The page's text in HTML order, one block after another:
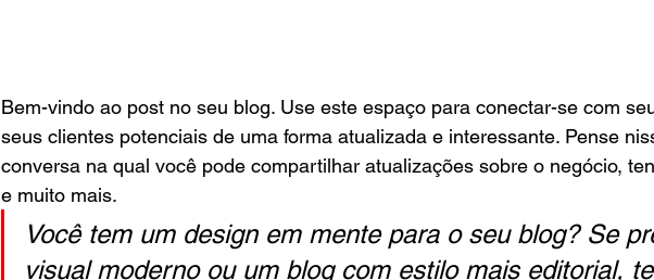
Bem-vindo ao post no seu blog. Use este espaço para conectar-se com
seus clientes potenciais de uma forma atualizada e interessante. Pense
conversa na qual você pode compartilhar atualizações sobre o negócio,
e muito mais.
Você tem um design em mente para o seu blog? Se
visual moderno ou um blog com estilo mais editorial,